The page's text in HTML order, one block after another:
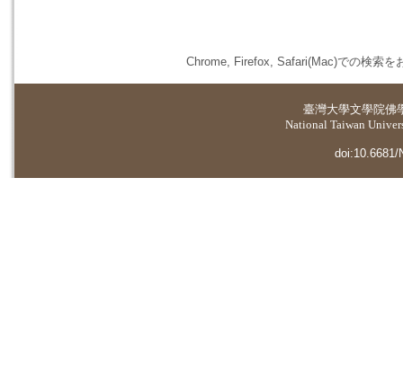
Chrome, Firefox, Safari(Mac)での検索を
臺灣大學文學院佛
National Taiwan
doi:10.6681/